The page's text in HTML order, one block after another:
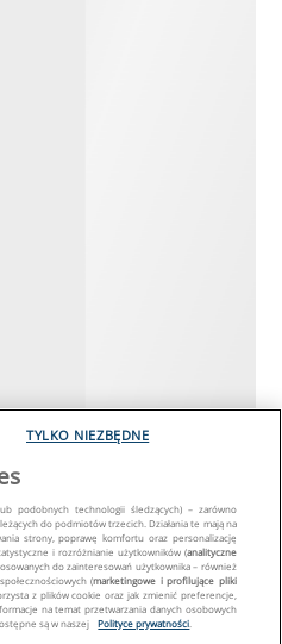
podobnych technologii śledzących) – zarówno
do podmiotów trzecich. Działania te mają na
strony, poprawę komfortu oraz personalizację
i rozróżnianie użytkowników (analityczne
do zainteresowań użytkownika – również
(marketingowe i profilujące pliki
z plików cookie oraz jak zmienić preferencje,
na temat przetwarzania danych osobowych
są w naszej
Polityce prywatności
TYLKO NIEZBĘDNE